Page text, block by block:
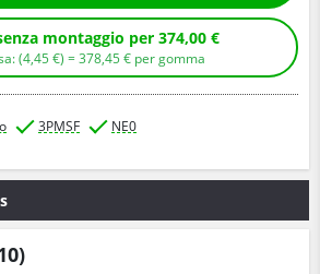
Compra senza montaggio per 374,00 €
+ Ecotassa: (4,45€ ) =378,45€ per gomma
3PMSF NE0